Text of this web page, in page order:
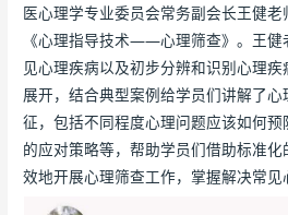
医心理学专业委员会常务副会长王健
《心理指导技术——心理筛查》。王健
见心理疾病以及初步分辨和识别心理
展开，结合典型案例给学员们讲解了
征，包括不同程度心理问题应该如何
的应对策略等，帮助学员们借助标准
效地开展心理筛查工作，掌握解决常见